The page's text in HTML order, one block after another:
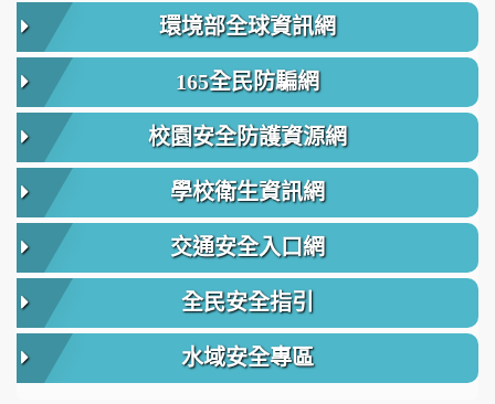
環境部全球資訊網
165全民防騙網
校園安全防護資源網
學校衛生資訊網
交通安全入口網
全民安全指引
水域安全專區